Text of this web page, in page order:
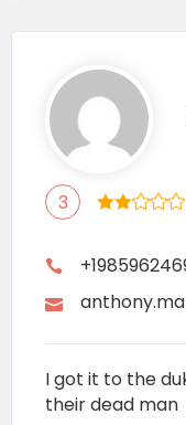
3
I got it to the
their dead man